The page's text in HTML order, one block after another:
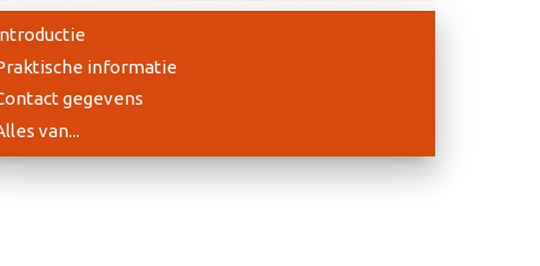
informatie
gegevens
van...